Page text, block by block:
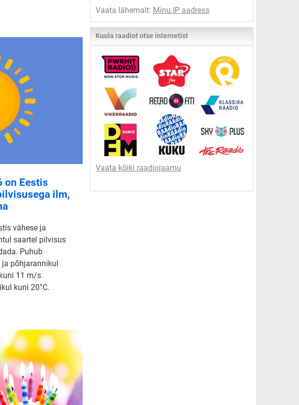
on Eestis
ilm,
vähese ja
saartel pilvisus
Puhub
põhjarannikul
11 m/s.
kuni 20°C.
Vaata lähemalt: Minu IP aadress
Kuula raadiot otse internetist
Vaata kõiki raadiojaamu